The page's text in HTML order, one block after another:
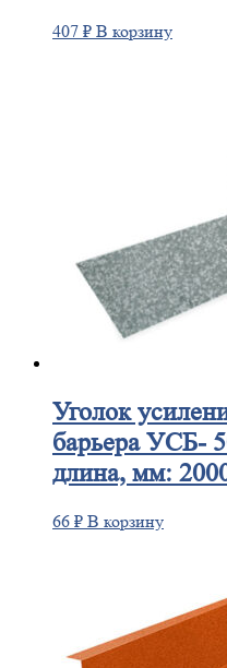
407 ₽ В корзину
Уголок
барьера УСБ-
длина, мм:
66 ₽ В корзину